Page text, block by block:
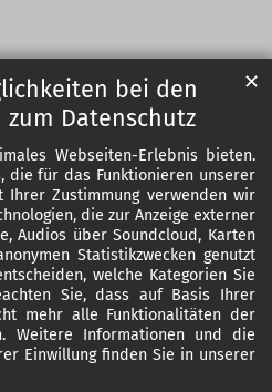
bei den
Datenschutz
Webseiten-Erlebnis bieten.
die für das Funktionieren unserer
Ihrer Zustimmung verwenden wir
die zur Anzeige externer
Audios über Soundcloud, Karten
Statistikzwecken genutzt
welche Kategorien Sie
Sie, dass auf Basis Ihrer
mehr alle Funktionalitäten der
Weitere Informationen und die
Einwillung finden Sie in unserer
✕